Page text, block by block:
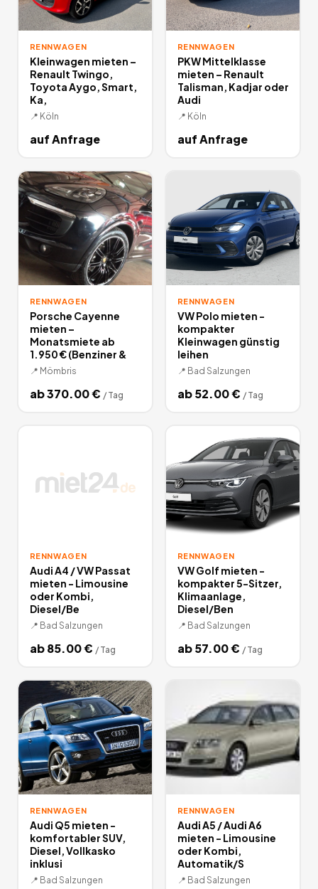
RENNWAGEN
Kleinwagen mieten –
Renault Twingo,
Toyota Aygo, Smart,
Ka,
📍 Köln
auf Anfrage
RENNWAGEN
PKW Mittelklasse
mieten – Renault
Talisman, Kadjar oder
Audi
📍 Köln
auf Anfrage
RENNWAGEN
Porsche Cayenne
mieten –
Monatsmiete ab
1.950 € (Benziner &
📍 Mömbris
ab370.00€ / Tag
RENNWAGEN
VW Polo mieten -
kompakter
Kleinwagen günstig
leihen
📍 Bad Salzungen
ab52.00€ / Tag
RENNWAGEN
Audi A4 / VW Passat
mieten - Limousine
oder Kombi,
Diesel/Be
📍 Bad Salzungen
ab85.00€ / Tag
RENNWAGEN
VW Golf mieten -
kompakter 5-Sitzer,
Klimaanlage,
Diesel/Ben
📍 Bad Salzungen
ab57.00€ / Tag
RENNWAGEN
Audi Q5 mieten -
komfortabler SUV,
Diesel, Vollkasko
inklusi
📍 Bad Salzungen
RENNWAGEN
Audi A5 / Audi A6
mieten - Limousine
oder Kombi,
Automatik/S
📍 Bad Salzungen